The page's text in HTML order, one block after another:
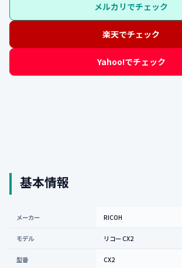
メルカリでチェック
楽天でチェック
Yahoo!でチェック
基本情報
メーカー RICOH
モデル リコー CX2
型番 CX2